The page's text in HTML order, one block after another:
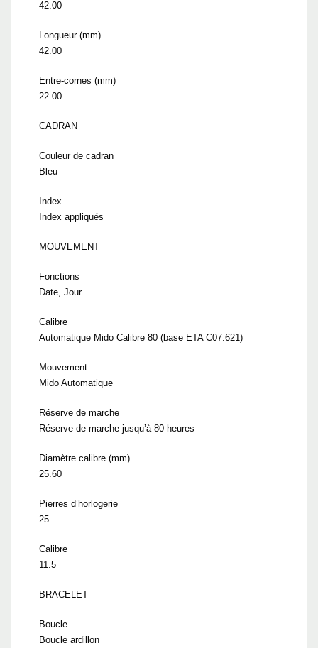
42.00
Longueur (mm)
42.00
Entre-cornes (mm)
22.00
CADRAN
Couleur de cadran
Bleu
Index
Index appliqués
MOUVEMENT
Fonctions
Date, Jour
Calibre
Automatique Mido Calibre 80 (base ETA C07.621)
Mouvement
Mido Automatique
Réserve de marche
Réserve de marche jusqu’à 80 heures
Diamètre calibre (mm)
25.60
Pierres d’horlogerie
25
Calibre
11.5
BRACELET
Boucle
Boucle ardillon